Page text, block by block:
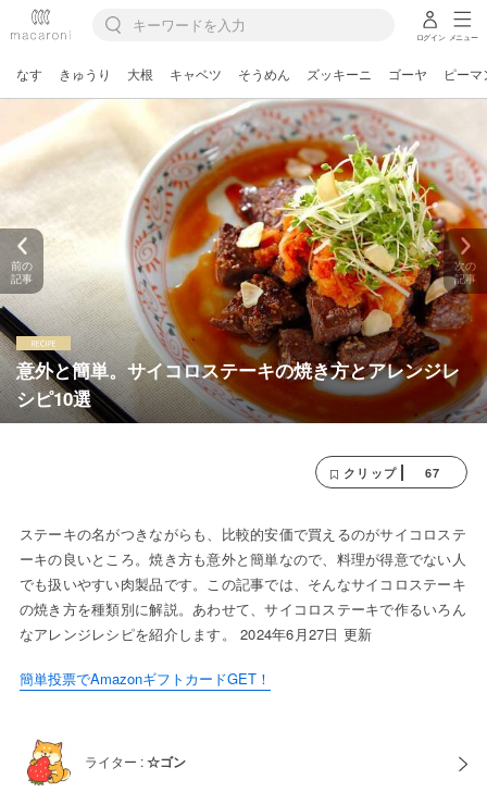
ログイン メニュー
なす きゅうり 大根 キャベツ そうめん ズッキーニ ゴーヤ ピーマ
意外と簡単。サイコロステーキの焼き方とアレンジレ
シピ10選
前の
記事
次の
記事
クリップ 67
ステーキの名がつきながらも、比較的安価で買えるのがサイコロステ
ーキの良いところ。焼き方も意外と簡単なので、料理が得意でない人
でも扱いやすい肉製品です。この記事では、そんなサイコロステーキ
の焼き方を種類別に解説。あわせて、サイコロステーキで作るいろん
なアレンジレシピを紹介します。 2024年6月27日 更新
簡単投票でAmazonギフトカードGET！
ライター :☆ゴン